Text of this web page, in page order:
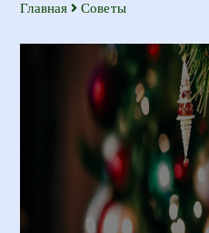
Главная Советы